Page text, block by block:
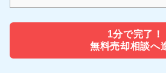
1分で完了！
無料売却相談へ